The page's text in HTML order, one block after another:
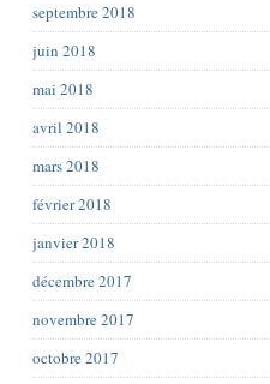
septembre 2018
juin 2018
mai 2018
avril 2018
mars 2018
février 2018
janvier 2018
décembre 2017
novembre 2017
octobre 2017